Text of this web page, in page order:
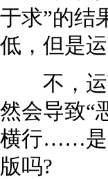
于求”的结
低，但是
不，运
然会导致“
横行……是
版吗?